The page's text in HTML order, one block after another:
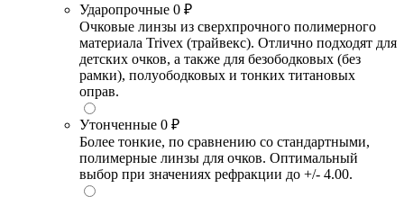
Ударопрочные 0 ₽
Очковые линзы из сверхпрочного полимерного
материала Trivex (трайвекс). Отлично подходят для
детских очков, а также для безободковых (без
рамки), полуободковых и тонких титановых
оправ.
Утонченные 0 ₽
Более тонкие, по сравнению со стандартными,
полимерные линзы для очков. Оптимальный
выбор при значениях рефракции до +/- 4.00.